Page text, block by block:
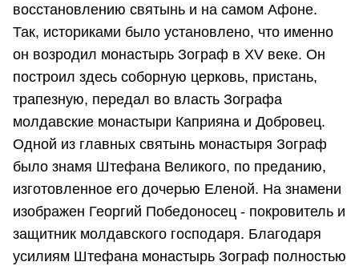
восстановлению святынь и на самом Афоне.
Так, историками было установлено, что именно
он возродил монастырь Зограф в XV веке. Он
построил здесь соборную церковь, пристань,
трапезную, передал во власть Зографа
молдавские монастыри Каприяна и Добровец.
Одной из главных святынь монастыря Зограф
было знамя Штефана Великого, по преданию,
изготовленное его дочерью Еленой. На знамени
изображен Георгий Победоносец - покровитель и
защитник молдавского господаря. Благодаря
усилиям Штефана монастырь Зограф полностью